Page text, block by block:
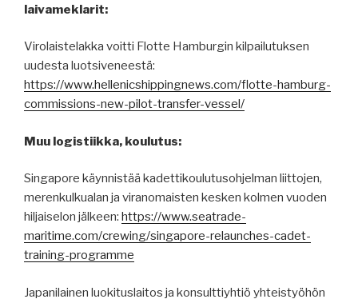
laivameklarit:
Virolaistelakka voitti Flotte Hamburgin kilpailutuksen
uudesta luotsiveneestä:
https://www.hellenicshippingnews.com/flotte-hamburg-
commissions-new-pilot-transfer-vessel/
Muu logistiikka, koulutus:
Singapore käynnistää kadettikoulutusohjelman liittojen,
merenkulkualan ja viranomaisten kesken kolmen vuoden
hiljaiselon jälkeen: https://www.seatrade-
maritime.com/crewing/singapore-relaunches-cadet-
training-programme
Japanilainen luokituslaitos ja konsulttiyhtiö yhteistyöhön